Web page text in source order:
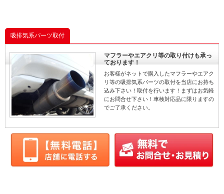
吸排気系パーツ取付
マフラーやエアクリ等の取り付けも承っ
ております！
お客様がネットで購入したマフラーやエアク
リ等の吸排気系パーツの取付を当店にお持ち
込み下さい！取付を行います！まずはお気軽
にお問合せ下さい！車検対応品に限りますの
でご了承ください。